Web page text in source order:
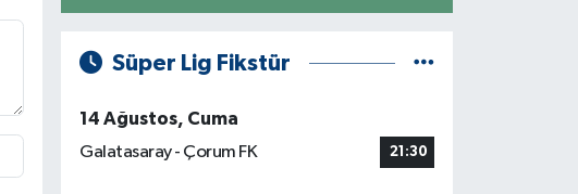
Süper Lig Fikstür
14 Ağustos, Cuma
Galatasaray - Çorum FK
21:30